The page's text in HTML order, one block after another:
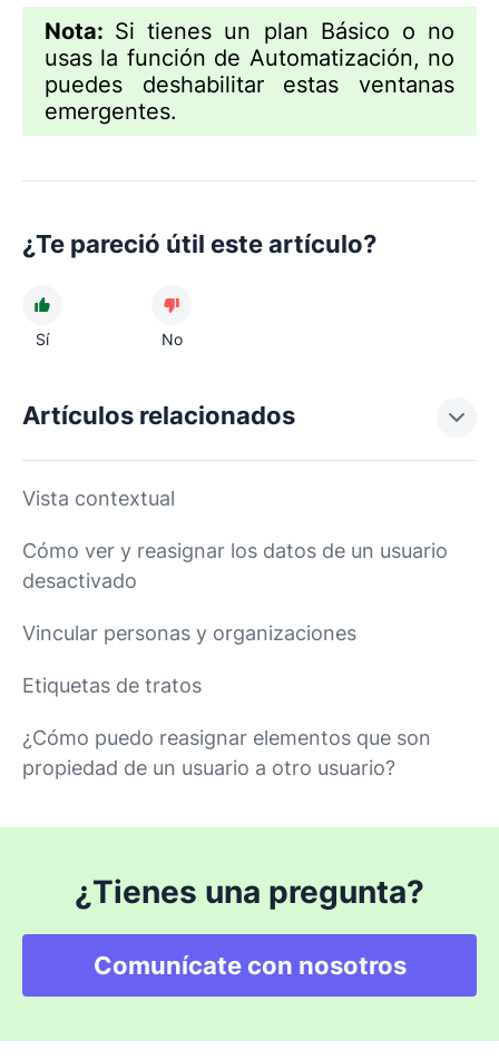
Nota: Si tienes un plan Básico o no
usas la función de Automatización, no
puedes deshabilitar estas ventanas
emergentes.
¿Te pareció útil este artículo?
Sí No
Artículos relacionados
Vista contextual
Cómo ver y reasignar los datos de un usuario
desactivado
Vincular personas y organizaciones
Etiquetas de tratos
¿Cómo puedo reasignar elementos que son
propiedad de un usuario a otro usuario?
¿Tienes una pregunta?
Comunícate con nosotros